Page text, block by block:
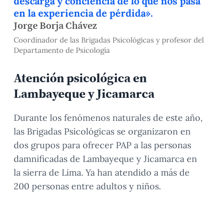
en la experiencia de pérdida».
Jorge Borja Chávez
Coordinador de las Brigadas Psicológicas y profesor del
Departamento de Psicología
Atención psicológica en
Lambayeque y Jicamarca
Durante los fenómenos naturales de este año,
las Brigadas Psicológicas se organizaron en
dos grupos para ofrecer PAP a las personas
damnificadas de Lambayeque y Jicamarca en
la sierra de Lima. Ya han atendido a más de
200 personas entre adultos y niños.